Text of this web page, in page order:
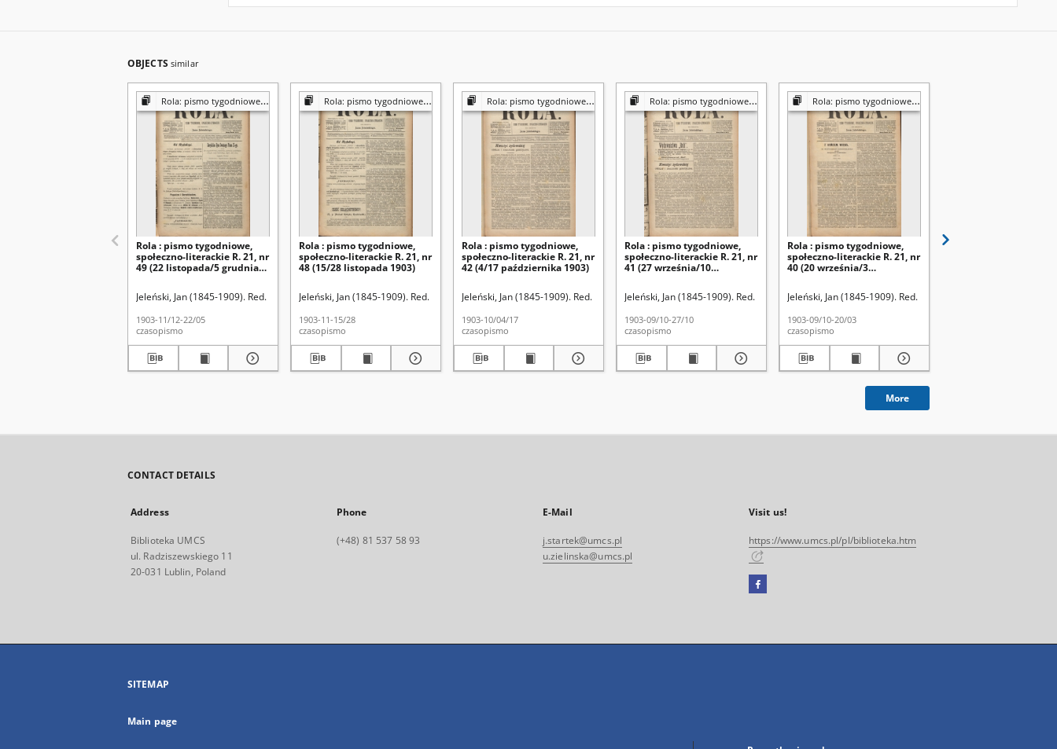
OBJECTS similar
Rola: pismo tygodniowe [poświęcone sprawom społecznym, ekonomicznym i literackim]
Rola : pismo tygodniowe,
społeczno-literackie R. 21, nr
49 (22 listopada/5 grudnia
Jeleński, Jan (1845-1909). Red.
1903-11/12-22/05
czasopismo
Rola: pismo tygodniowe [poświęcone sprawom społecznym, ekonomicznym i literackim]
Rola : pismo tygodniowe,
społeczno-literackie R. 21, nr
48 (15/28 listopada 1903)
Jeleński, Jan (1845-1909). Red.
1903-11-15/28
czasopismo
Rola: pismo tygodniowe [poświęcone sprawom społecznym, ekonomicznym i literackim]
Rola : pismo tygodniowe,
społeczno-literackie R. 21, nr
42 (4/17 października 1903)
Jeleński, Jan (1845-1909). Red.
1903-10/04/17
czasopismo
Rola: pismo tygodniowe [poświęcone sprawom społecznym, ekonomicznym i literackim]
Rola : pismo tygodniowe,
społeczno-literackie R. 21, nr
41 (27 września/10
Jeleński, Jan (1845-1909). Red.
1903-09/10-27/10
czasopismo
Rola: pismo tygodniowe [poświęcone sprawom społecznym, ekonomicznym i literackim]
Rola : pismo tygodniowe,
społeczno-literackie R. 21, nr
40 (20 września/3
Jeleński, Jan (1845-1909). Red.
1903-09/10-20/03
czasopismo
More
CONTACT DETAILS
Address
Biblioteka UMCS
ul. Radziszewskiego 11
20-031 Lublin, Poland
Phone
(+48) 81 537 58 93
E-Mail
j.startek@umcs.pl
u.zielinska@umcs.pl
Visit us!
https://www.umcs.pl/pl/biblioteka.htm
Facebook
open
SITEMAP
Main page